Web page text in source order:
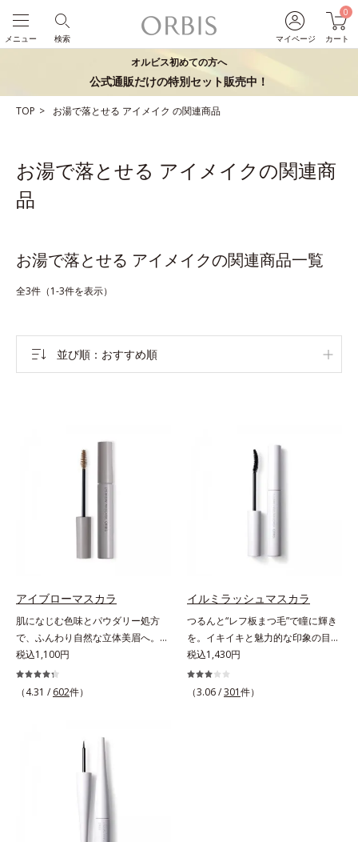
マイページ
0
カート
検索
メニュー
オルビス初めての方へ
公式通販だけの特別セット販売中！
TOP お湯で落とせる アイメイク の関連商品
お湯で落とせる アイメイクの関連商
品
お湯で落とせる アイメイクの関連商品一覧
全3件（1-3件を表示）
並び順 おすすめ順
アイブローマスカラ
肌になじむ色味とパウダリー処方
で、ふんわり自然な立体美眉へ。使
いやすさと仕上がりの美しさを追求
した眉マスカラです。日本人の肌に
自然になじむ、色調と彩度にこだわ
な眉色のあか抜け美人眉が完成しま
税込1,100円
（4.31 / 602件）
イルミラッシュマスカラ
つるんと“レフ板まつ毛”で瞳に輝き
を。イキイキと魅力的な印象の目元
へ。“レフ板まつ毛”で瞳に光を映り
込ませ、印象的な目元に魅せるマス
カラです。特殊な板状の粉体がまつ
税込1,430円
（3.06 /301件）